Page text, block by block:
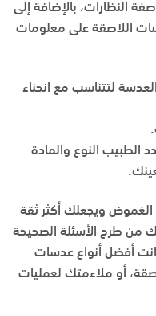
النظارات، بالإضافة إلى
اللاصقة على معلومات
لتتناسب مع انحناء
الطبيب النوع والمادة
الغموض ويجعلك أكثر ثقة
من طرح الأسئلة الصحيحة
أفضل أنواع عدسات
أو ملاءمتك لعمليات